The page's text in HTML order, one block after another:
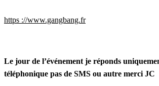
https ://www.gangbang.fr
Le jour de l’événement je réponds
téléphonique pas de SMS ou autre merci JC